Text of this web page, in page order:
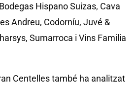
Hispano Suizas, Cava
Andreu, Codorníu, Juvé &
Sumarroca i Vins Familia
Centelles també ha analitzat